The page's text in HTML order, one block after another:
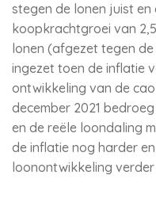
stegen de lonen juist
koopkrachtgroei van
lonen (afgezet tegen
ingezet toen de inflatie
ontwikkeling van de
december 2021
en de reële loondaling
de inflatie nog harder
loonontwikkeling